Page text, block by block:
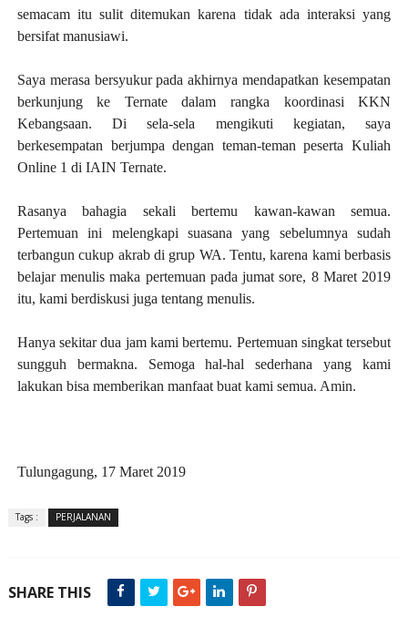
semacam itu sulit ditemukan karena tidak ada interaksi yang
bersifat manusiawi.
Saya merasa bersyukur pada akhirnya mendapatkan kesempatan
berkunjung ke Ternate dalam rangka koordinasi KKN
Kebangsaan. Di sela-sela mengikuti kegiatan, saya
berkesempatan berjumpa dengan teman-teman peserta Kuliah
Online 1 di IAIN Ternate.
Rasanya bahagia sekali bertemu kawan-kawan semua.
Pertemuan ini melengkapi suasana yang sebelumnya sudah
terbangun cukup akrab di grup WA. Tentu, karena kami berbasis
belajar menulis maka pertemuan pada jumat sore, 8 Maret 2019
itu, kami berdiskusi juga tentang menulis.
Hanya sekitar dua jam kami bertemu. Pertemuan singkat tersebut
sungguh bermakna. Semoga hal-hal sederhana yang kami
lakukan bisa memberikan manfaat buat kami semua. Amin.
Tulungagung, 17 Maret 2019
Tags : PERJALANAN
SHARE THIS